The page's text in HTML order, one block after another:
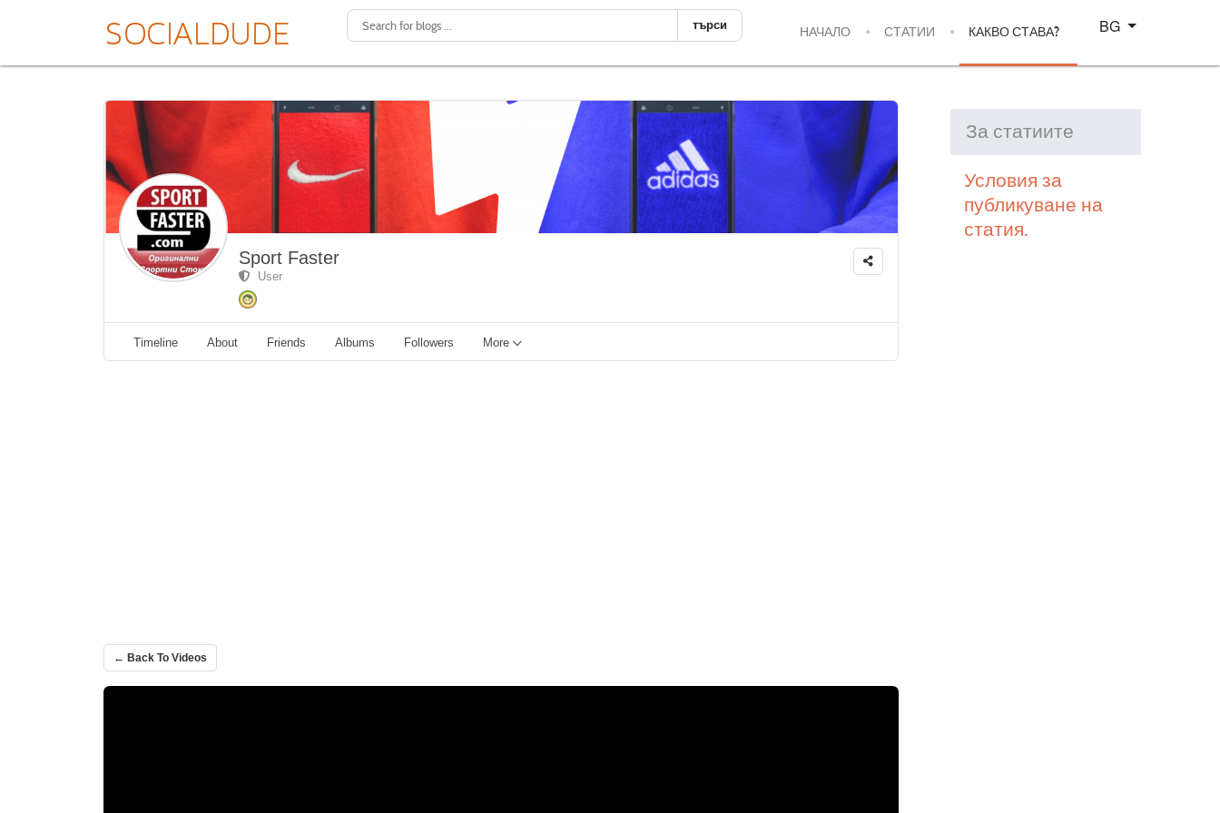
търси НАЧАЛО СТАТИИ КАКВО СТАВА?
Изберете език
BG
Sport Faster
User
Timeline About Friends Albums Followers More
← Back To Videos
За статиите
Условия за
публикуване на
статия.